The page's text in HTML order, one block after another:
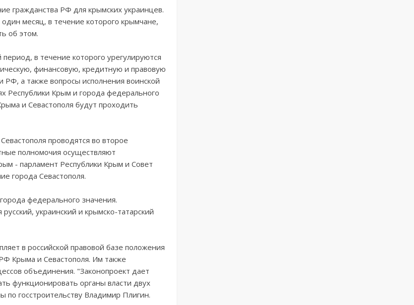
гражданства РФ для крымских украинцев.
месяц, в течение которого крымчане,
об этом.
в течение которого урегулируются
финансовую, кредитную и правовую
РФ, а также вопросы исполнения воинской
Республики Крым и города федерального
и Севастополя будут проходить
проводятся во второе
полномочия осуществляют
- парламент Республики Крым и Совет
города Севастополя.
федерального значения.
украинский и крымско-татарский
в российской правовой базе положения
Крыма и Севастополя. Им также
объединения. "Законопроект дает
функционировать органы власти двух
по госстроительству Владимир Плигин.